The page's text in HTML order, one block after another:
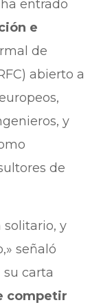
entrado
e
de
abierto a
y
de
solitario, y
señaló
su carta
competir